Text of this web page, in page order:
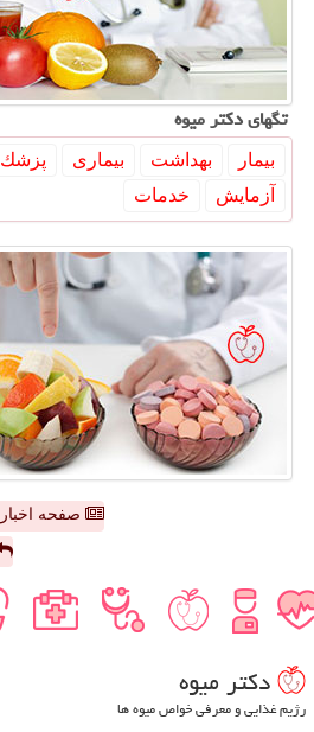
تگهای دكتر میوه
بیمار بهداشت بیماری پزشك
آزمایش
خدمات
صفحه اخبار
دكتر میوه
رژیم غذایی و معرفی خواص میوه ها